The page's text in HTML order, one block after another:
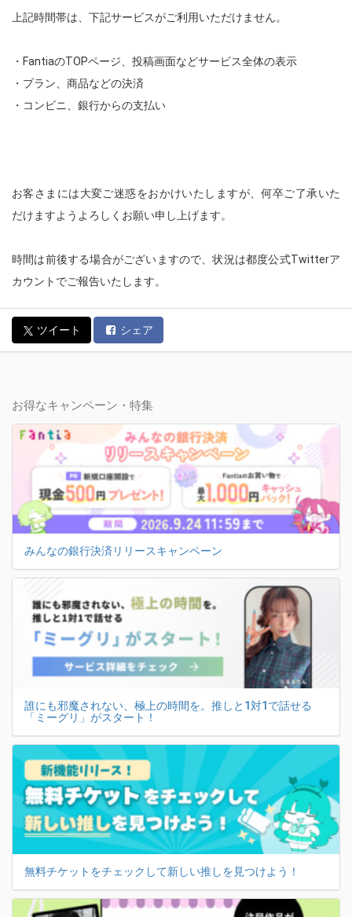
上記時間帯は、下記サービスがご利用いただけません。
・FantiaのTOPページ、投稿画面などサービス全体の表示
・プラン、商品などの決済
・コンビニ、銀行からの支払い
お客さまには大変ご迷惑をおかけいたしますが、何卒ご了承いた
だけますようよろしくお願い申し上げます。
時間は前後する場合がございますので、状況は都度公式Twitterア
カウントでご報告いたします。
ツイート シェア
お得なキャンペーン・特集
みんなの銀行決済リリースキャンペーン
誰にも邪魔されない、極上の時間を。推しと1対1で話せる
「ミーグリ」がスタート！
無料チケットをチェックして新しい推しを見つけよう！